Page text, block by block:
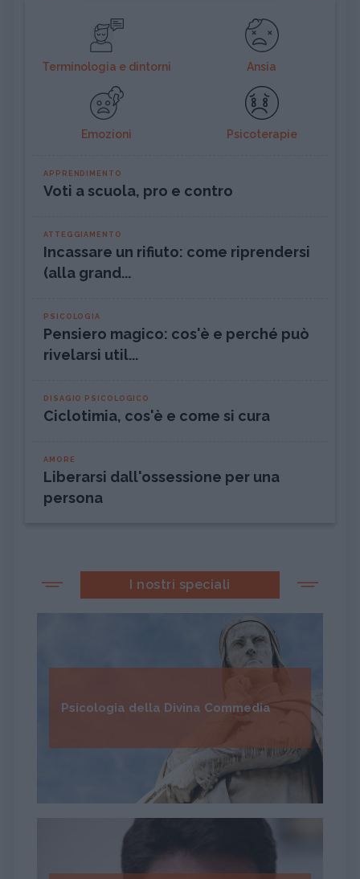
Terminologia e dintorni Ansia
Emozioni Psicoterapie
APPRENDIMENTO
Voti a scuola, pro e contro
ATTEGGIAMENTO
Incassare un rifiuto: come riprendersi
(alla grand...
PSICOLOGIA
Pensiero magico: cos'è e perché può
rivelarsi util...
DISAGIO PSICOLOGICO
Ciclotimia, cos'è e come si cura
AMORE
Liberarsi dall'ossessione per una
persona
I nostri speciali
Psicologia della Divina Commedia